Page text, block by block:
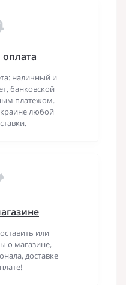
наличный и
банковской
платежом.
любой
или
о магазине,
доставке